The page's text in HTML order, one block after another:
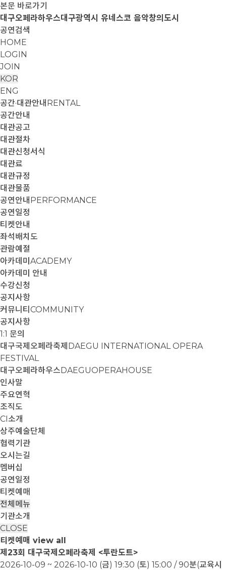
본문 바로가기
대구오페라하우스대구광역시 유네스코 음악창의도시
공연검색
HOME
LOGIN
JOIN
KOR
ENG
공간·대관안내 RENTAL
공간안내
대관공고
대관절차
대관신청서식
대관료
대관규정
대관물품
공연안내 PERFORMANCE
공연일정
티켓안내
좌석배치도
관람예절
아카데미 ACADEMY
아카데미 안내
수강신청
공지사항
커뮤니티 COMMUNITY
공지사항
1:1 문의
대구국제오페라축제 DAEGU INTERNATIONAL OPERA
FESTIVAL
대구오페라하우스DAEGUOPERAHOUSE
인사말
주요연혁
조직도
CI소개
상주예술단체
협력기관
오시는길
멤버십
공연일정
티켓예매
전체메뉴
기관소개
CLOSE
티켓예매 view all
제23회 대구국제오페라축제 <투란도트>
2026-10-09 ~ 2026-10-10 (금) 19:30 (토) 15:00 / 90분(교육시